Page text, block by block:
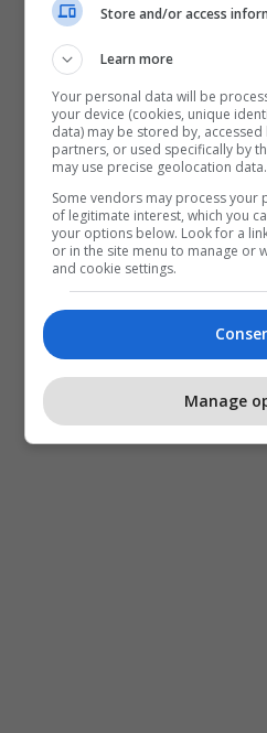
Kombëtarja E Kosovës
Store and/or access
Learn more
Your personal data will be
your device (cookies, unique
data) may be stored by,
partners, or used specifically by
may use precise geolocation data.
Some vendors may process your
of legitimate interest, which you
your options below. Look for a
or in the site menu to manage or
and cookie settings.
Manage